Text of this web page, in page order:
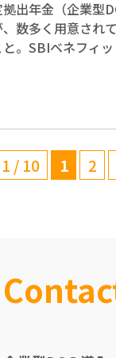
出年金（企業型
数多く用意され
。SBIベネフィ
1 / 10 1 2